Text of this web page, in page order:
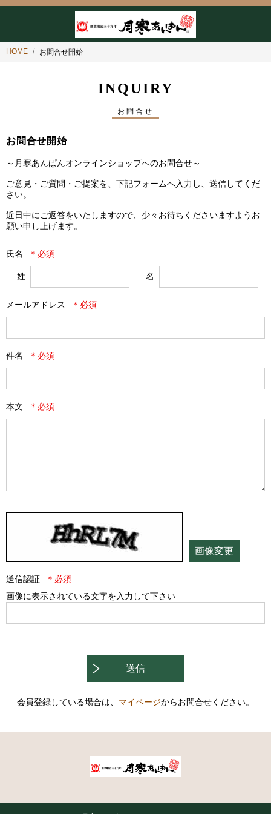
HOME お問合せ開始
INQUIRY
お問合せ
お問合せ開始
～月寒あんぱんオンラインショップへのお問合せ～
ご意見・ご質問・ご提案を、下記フォームへ入力し、送信してくだ
さい。
近日中にご返答をいたしますので、少々お待ちくださいますようお
願い申し上げます。
氏名
姓 名
メールアドレス
件名
本文
画像変更
送信認証
画像に表示されている文字を入力して下さい
送信
会員登録している場合は、 マイページからお問合せください。